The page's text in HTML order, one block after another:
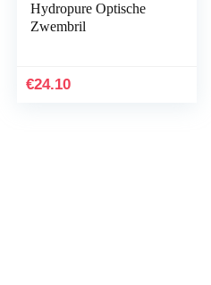
Hydropure Optische
Zwembril
€24.10